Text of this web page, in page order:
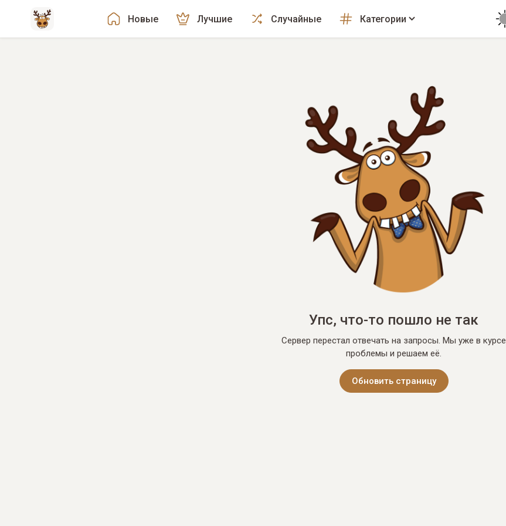
Новые Лучшие Случайные Категории
Упс, что-то пошло не так
Сервер перестал отвечать на запросы. Мы уже в курсе
проблемы и решаем её.
Обновить страницу